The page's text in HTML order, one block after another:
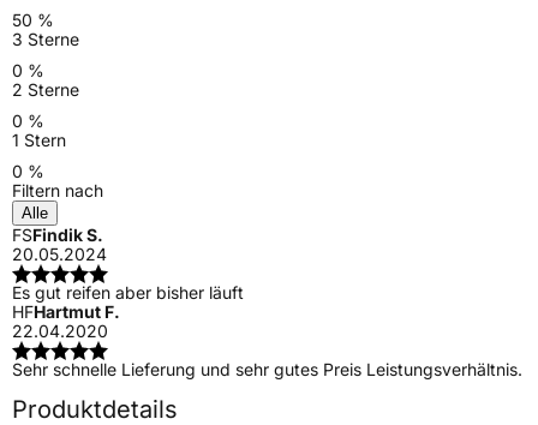
50 %
3 Sterne
0 %
2 Sterne
0 %
1 Stern
0 %
Filtern nach
Alle
FSFindik S.
20.05.2024
Es gut reifen aber bisher läuft
HFHartmut F.
22.04.2020
Sehr schnelle Lieferung und sehr gutes Preis Leistungsverhältnis.
Produktdetails